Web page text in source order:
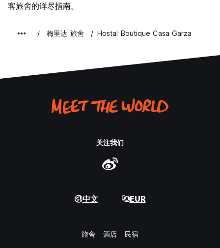
客旅舍的详尽指南。
梅里达 旅舍 Hostal Boutique Casa Garza
关注我们
中文 EUR
旅舍 酒店 民宿